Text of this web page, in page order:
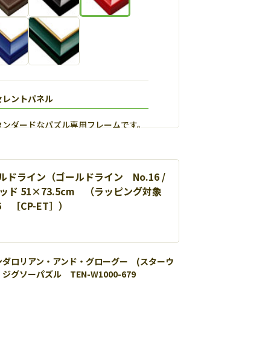
ントパネル
ダードなパズル専用フレームです。
ックス
丈夫で扱いやすいパネルです。【
ドライン（ゴールドライン No.16 /
ド 51×73.5cm （ラッピング対象
CP-ET］）
ダロリアン・アンド・グローグー (スターウ
グソーパズル TEN-W1000-679